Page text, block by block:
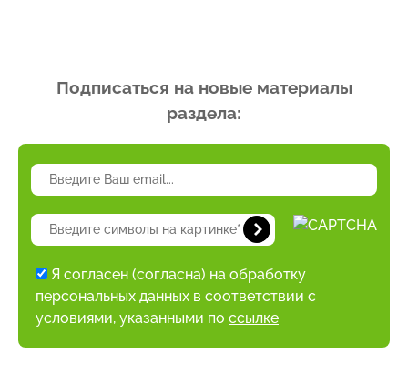
Подписаться на новые материалы
раздела:
Я согласен (согласна) на обработку
персональных данных в соответствии с
условиями, указанными по ссылке